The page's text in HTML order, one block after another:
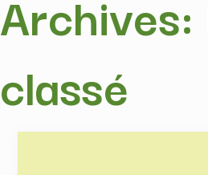
Archives:
classé